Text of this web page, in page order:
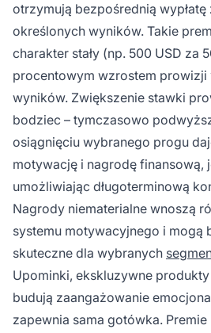
otrzymują bezpośrednią wypłatę
określonych wyników. Takie
charakter stały (np. 500 USD za
procentowym wzrostem prowizji
wyników. Zwiększenie stawki
bodziec – tymczasowo
osiągnięciu wybranego progu
motywację i nagrodę finansową,
umożliwiając długoterminową
Nagrody niematerialne wnoszą
systemu motywacyjnego i mogą
skuteczne dla wybranych
Upominki, ekskluzywne produkty
budują zaangażowanie
zapewnia sama gotówka.